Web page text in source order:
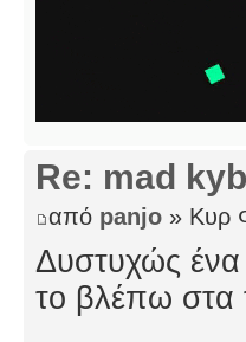
Re: mad kyb
από panjo » Κυρ
Δυστυχώς
το βλέπω στα